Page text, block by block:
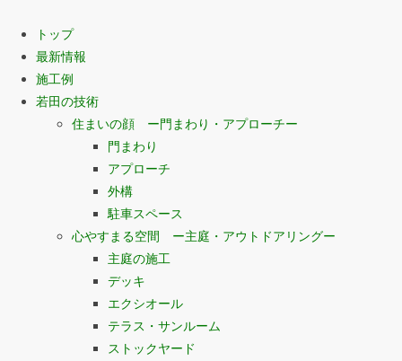
トップ
最新情報
施工例
若田の技術
住まいの顔 ー門まわり・アプローチー
門まわり
アプローチ
外構
駐車スペース
心やすまる空間 ー主庭・アウトドアリングー
主庭の施工
デッキ
エクシオール
テラス・サンルーム
ストックヤード